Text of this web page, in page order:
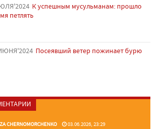
К успешным мусульманам: прошло
петлять
Посеявший ветер пожинает бурю
CHERNOMORCHENKO 03.06.2026, 23:29